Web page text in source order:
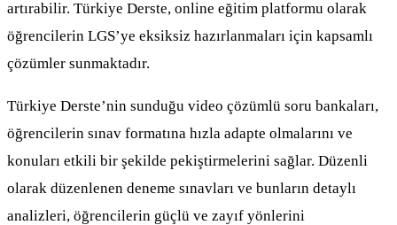
artırabilir. Türkiye Derste, online eğitim platformu olarak
öğrencilerin LGS’ye eksiksiz hazırlanmaları için kapsamlı
çözümler sunmaktadır.
Türkiye Derste’nin sunduğu video çözümlü soru bankaları,
öğrencilerin sınav formatına hızla adapte olmalarını ve
konuları etkili bir şekilde pekiştirmelerini sağlar. Düzenli
olarak düzenlenen deneme sınavları ve bunların detaylı
analizleri, öğrencilerin güçlü ve zayıf yönlerini